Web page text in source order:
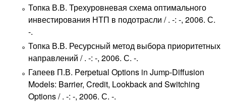
Топка В.В. Трехуровневая схема оптимального
инвестирования НТП в подотрасли / . -: -, 2006. С.
-.
Топка В.В. Ресурсный метод выбора приоритетных
направлений / . -: -, 2006. С. -.
Гапеев П.В. Perpetual Options in Jump-Diffusion
Models: Barrier, Credit, Lookback and Switching
Options / . -: -, 2006. С. -.